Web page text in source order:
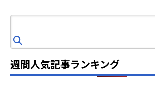
索
週間人気記事ランキング